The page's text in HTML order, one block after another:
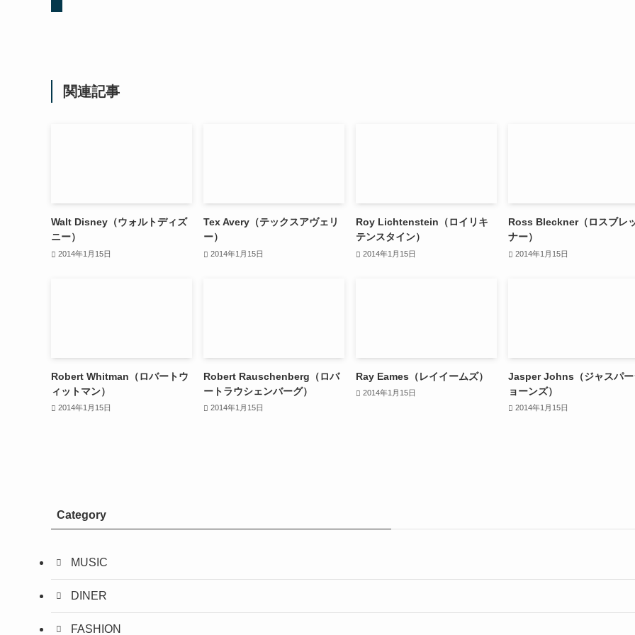
関連記事
Walt Disney（ウォルトディズ
ニー）
2014年1月15日
Tex Avery（テックスアヴェリ
ー）
2014年1月15日
Roy Lichtenstein（ロイリキ
テンスタイン）
2014年1月15日
Ross Bleckner（ロスブレ
ナー）
2014年1月15日
Robert Whitman（ロバートウ
ィットマン）
2014年1月15日
Robert Rauschenberg（ロバ
ートラウシェンバーグ）
2014年1月15日
Ray Eames（レイイームズ）
2014年1月15日
Jasper Johns（ジャスパー
ョーンズ）
2014年1月15日
Category
MUSIC
DINER
FASHION